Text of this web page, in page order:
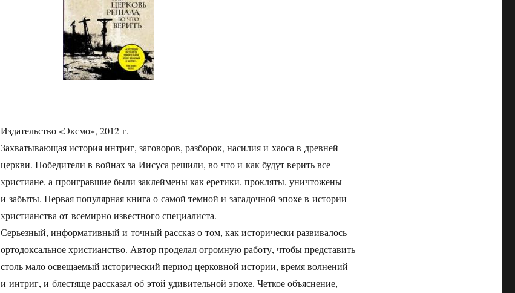
Издательство «Эксмо», 2012 г.
Захватывающая история интриг, заговоров, разборок, насилия и хаоса в древней
церкви. Победители в войнах за Иисуса решили, во что и как будут верить все
христиане, а проигравшие были заклеймены как еретики, прокляты, уничтожены
и забыты. Первая популярная книга о самой темной и загадочной эпохе в истории
христианства от всемирно известного специалиста.
Серьезный, информативный и точный рассказ о том, как исторически развивалось
ортодоксальное христианство. Автор проделал огромную работу, чтобы представить
столь мало освещаемый исторический период церковной истории, время волнений
и интриг, и блестяще рассказал об этой удивительной эпохе. Четкое объяснение,